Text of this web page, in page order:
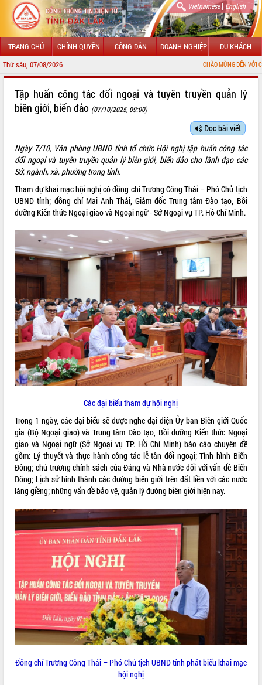
Vietnamese| English
TRANG CHỦ CHÍNH QUYỀN CÔNG DÂN DOANH NGHIỆP DU KHÁCH
Thứ sáu, 07/08/2026 CHÀO MỪNG ĐẾN VỚI CỔNG THÔNG
LÃNH ĐẠO UBND TỈNH
SỞ, BAN, NGÀNH
THÔNG TIN CHỈ ĐẠO ĐIỀU HÀNH
HỆ THỐNG VĂN BẢN
VĂN BẢN HĐND TỈNH
ĐIỂM TIN VĂN BẢN
QUY HOẠCH - KẾ HOẠCH
Khám bệnh, cấp phát thuốc miễn phí
và tặng quà người dân xã Cư Pui
Tập huấn công tác đối ngoại và tuyên truyền quản lý
biên giới, biển đảo (07/10/2025, 09:00)
Đọc bài viết
Ngày 7/10, Văn phòng UBND tỉnh tổ chức Hội nghị tập huấn công tác
đối ngoại và tuyên truyền quản lý biên giới, biển đảo cho lãnh đạo các
Sở, ngành, xã, phường trong tỉnh.
Tham dự khai mạc hội nghị có đồng chí Trương Công Thái – Phó Chủ tịch
UBND tỉnh; đồng chí Mai Anh Thái, Giám đốc Trung tâm Đào tạo, Bồi
dưỡng Kiến thức Ngoại giao và Ngoại ngữ - Sở Ngoại vụ TP. Hồ Chí Minh.
Các đại biểu tham dự hội nghị
Trong 1 ngày, các đại biểu sẽ được nghe đại diện Ủy ban Biên giới Quốc
gia (Bộ Ngoại giao) và Trung tâm Đào tạo, Bồi dưỡng Kiến thức Ngoại
giao và Ngoại ngữ (Sở Ngoại vụ TP. Hồ Chí Minh) báo cáo chuyên đề
gồm: Lý thuyết và thực hành công tác lễ tân đối ngoại; Tình hình Biển
Đông; chủ trương chính sách của Đảng và Nhà nước đối với vấn đề Biển
Đông; Lịch sử hình thành các đường biên giới trên đất liền với các nước
láng giềng; những vấn đề bảo vệ, quản lý đường biên giới hiện nay.
Đồng chí Trương Công Thái – Phó Chủ tịch UBND tỉnh phát biểu khai mạc
hội nghị